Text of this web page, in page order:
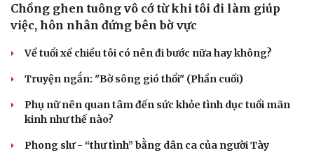
Chồng ghen tuông vô cớ từ khi tôi đi làm giúp
việc, hôn nhân đứng bên bờ vực
Về tuổi xế chiều tôi có nên đi bước nữa hay không?
Truyện ngắn: "Bờ sông gió thổi" (Phần cuối)
Phụ nữ nên quan tâm đến sức khỏe tình dục tuổi mãn
kinh như thế nào?
Phong slư - “thư tình” bằng dân ca của người Tày